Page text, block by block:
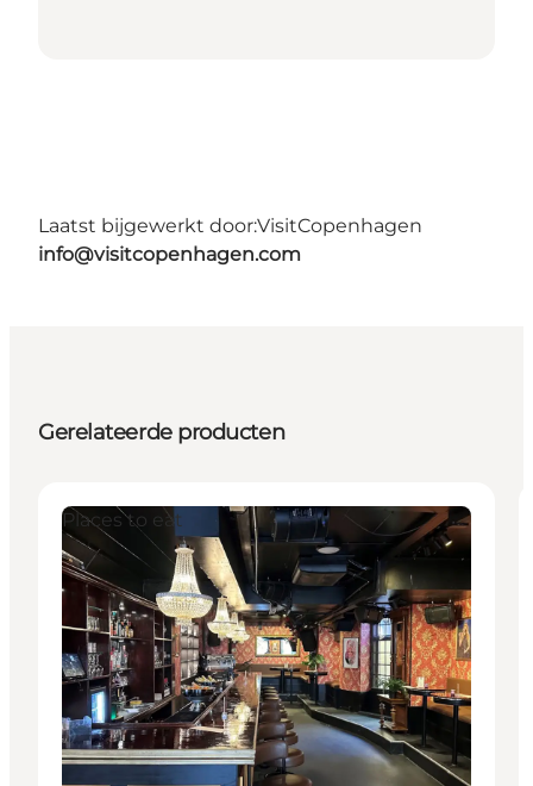
Laatst bijgewerkt door:VisitCopenhagen
info@visitcopenhagen.com
Gerelateerde producten
Places to eat